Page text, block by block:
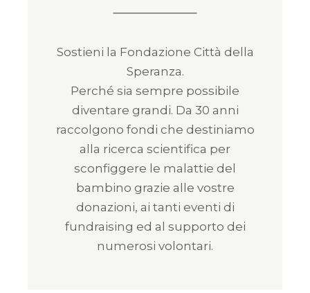
Sostieni la Fondazione Città della
Speranza.
Perché sia sempre possibile
diventare grandi. Da 30 anni
raccolgono fondi che destiniamo
alla ricerca scientifica per
sconfiggere le malattie del
bambino grazie alle vostre
donazioni, ai tanti eventi di
fundraising ed al supporto dei
numerosi volontari.